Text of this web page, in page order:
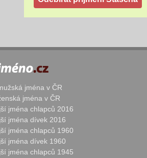
jména v ČR
jména v ČR
jména chlapců 2016
jména dívek 2016
jména chlapců 1960
jména dívek 1960
jména chlapců 1945